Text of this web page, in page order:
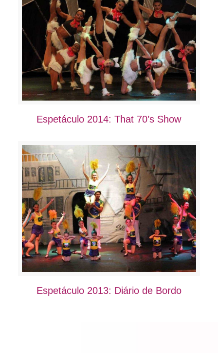
Espetáculo 2014: That 70’s Show
Espetáculo 2013: Diário de Bordo